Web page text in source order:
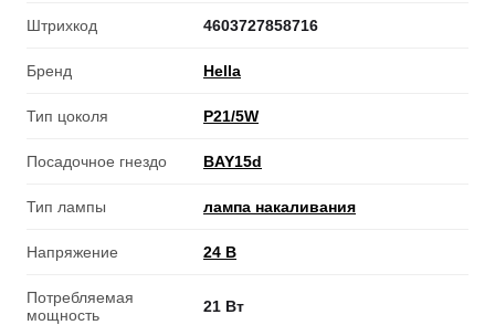
Штрихкод 4603727858716
Бренд Hella
Тип цоколя P21/5W
Посадочное гнездо BAY15d
Тип лампы лампа накаливания
Напряжение 24 В
Потребляемая
мощность
21 Вт